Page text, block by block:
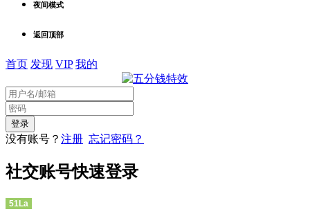
夜间模式
返回顶部
首页 发现 VIP 我的
没有账号？ 注册 忘记密码？
社交账号快速登录
51La